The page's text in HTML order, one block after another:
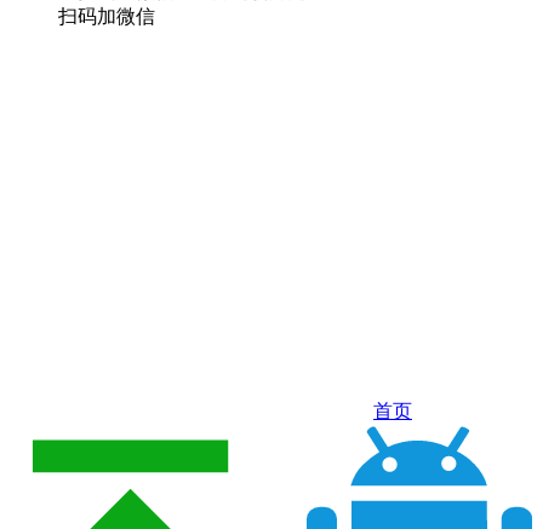
扫码加微信
首页